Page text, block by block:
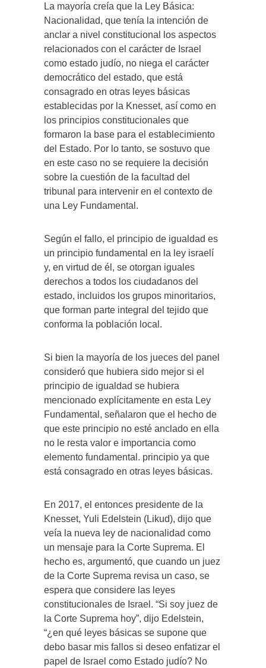
La mayoría creía que la Ley Básica:
Nacionalidad, que tenía la intención de
anclar a nivel constitucional los aspectos
relacionados con el carácter de Israel
como estado judío, no niega el carácter
democrático del estado, que está
consagrado en otras leyes básicas
establecidas por la Knesset, así como en
los principios constitucionales que
formaron la base para el establecimiento
del Estado. Por lo tanto, se sostuvo que
en este caso no se requiere la decisión
sobre la cuestión de la facultad del
tribunal para intervenir en el contexto de
una Ley Fundamental.
Según el fallo, el principio de igualdad es
un principio fundamental en la ley israelí
y, en virtud de él, se otorgan iguales
derechos a todos los ciudadanos del
estado, incluidos los grupos minoritarios,
que forman parte integral del tejido que
conforma la población local.
Si bien la mayoría de los jueces del panel
consideró que hubiera sido mejor si el
principio de igualdad se hubiera
mencionado explícitamente en esta Ley
Fundamental, señalaron que el hecho de
que este principio no esté anclado en ella
no le resta valor e importancia como
elemento fundamental. principio ya que
está consagrado en otras leyes básicas.
En 2017, el entonces presidente de la
Knesset, Yuli Edelstein (Likud), dijo que
veía la nueva ley de nacionalidad como
un mensaje para la Corte Suprema. El
hecho es, argumentó, que cuando un juez
de la Corte Suprema revisa un caso, se
espera que considere las leyes
constitucionales de Israel. “Si soy juez de
la Corte Suprema hoy”, dijo Edelstein,
“¿en qué leyes básicas se supone que
debo basar mis fallos si deseo enfatizar el
papel de Israel como Estado judío? No